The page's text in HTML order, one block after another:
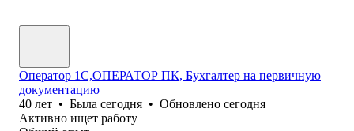
Оператор 1C,ОПЕРАТОР ПК, Бухгалтер на первичную
документацию
40 лет • Была сегодня • Обновлено сегодня
Активно ищет работу